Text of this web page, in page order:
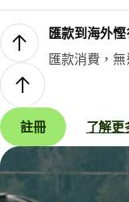
匯款到海外
匯款消費，無
註冊 了解更